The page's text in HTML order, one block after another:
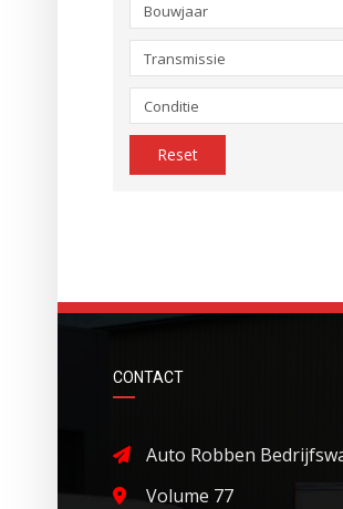
Bouwjaar
Transmissie
Conditie
Reset
CONTACT
Auto Robben
Volume 77